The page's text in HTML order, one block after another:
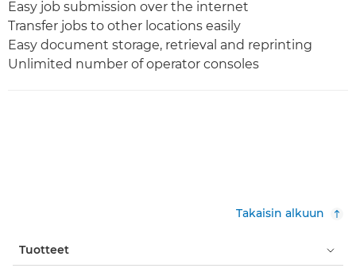
Easy job submission over the internet
Transfer jobs to other locations easily
Easy document storage, retrieval and reprinting
Unlimited number of operator consoles
Takaisin alkuun
Tuotteet